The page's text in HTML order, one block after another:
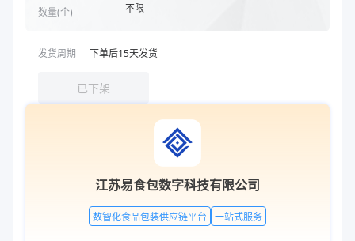
数量(个) 不限
发货周期 下单后15天发货
已下架
江苏易食包数字科技有限公司
数智化食品包装供应链平台 一站式服务